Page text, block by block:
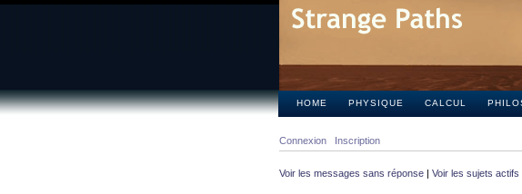
HOME PHYSIQUE CALCUL
Connexion Inscription
Voir les messages sans réponse | Voir les sujets actifs